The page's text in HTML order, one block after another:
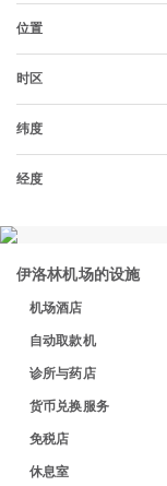
位置
时区
纬度
经度
伊洛林机场的设施
机场酒店
自动取款机
诊所与药店
货币兑换服务
免税店
休息室